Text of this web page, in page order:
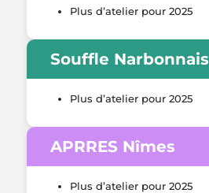
Plus d’atelier pour 2025
Souffle Narbonnais
Plus d’atelier pour 2025
APRRES Nîmes
Plus d’atelier pour 2025